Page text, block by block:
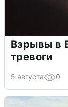
Взрывы в
тревоги
5 августа 0